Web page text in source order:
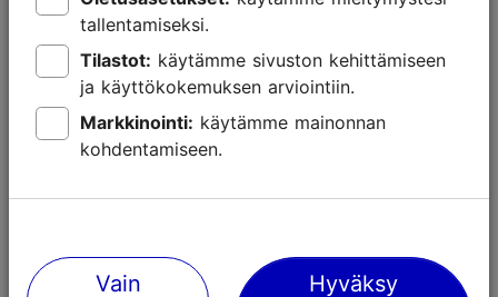
Tallinn Cardilla yhteissaunan aamu- ja iltakäynnit ovat
15 % edullisempia.
Tutustu kaikkiin yhteistyökumppaneihin ja alennuksiin
Visit Tallinn -sivustolla tai Tallinn Card -sovelluksessa
tallentamiseksi.
Tilastot:
ja käyttökokemuksen arviointiin.
Markkinointi:
kohdentamiseen.
Vain
Hyväksy